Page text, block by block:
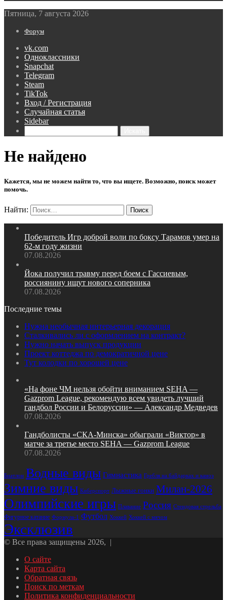
Пятница, 7 августа 2026
Форум
vk.com
Одноклассники
Snapchat
Telegram
Steam
TikTok
Вход / Регистрация
Случайная статья
Sidebar
Не найдено
Кажется, мы не можем найти то, что вы ищете. Возможно, поиск может
помочь.
Найти:
Победитель Игр доброй воли по боксу Тарамов умер на
62‑м году жизни
07.08.2026
Йока получил травму перед боем с Гассиевым,
россиянину ищут нового соперника
07.08.2026
Последние темы
Нужна необычная интерьерная декорация
Сталкивались ли с оформлением на контракт?
Нужно начать выпуск продукции
Проект коттеджа по демократичной цене
Тут колодки по хорошей цене
«На фоне ЧМ нельзя обойти вниманием SEHA —
Gazprom League, рекомендую всем увидеть лучший
гандбол России и Белоруссии» — Александр Медведев
07.08.2026
Гандболисты «СКА‑Минска» обыграли «Виктор» в
матче за третье место SEHA — Gazprom League
07.08.2026
Биатлон Водные виды Гимнастика Гребля на байдарках и каноэ
Зимние виды Киберспорт Лыжные гонки Милан-2026
Олимпийские игры Плавание Россия Стендовая стрельба
Фигурное катание Формула-1 Футбол Хоккей Хоккей с мячом
Эксклюзив
© Все права защищены 2026, |
О сайте
Карта сайта
Обратная связь
Поиск по меткам
Политика конфиденциальности